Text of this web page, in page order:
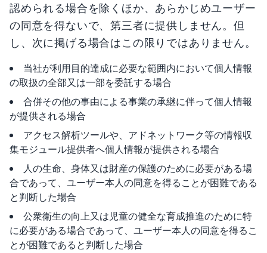
認められる場合を除くほか、あらかじめユーザー
の同意を得ないで、第三者に提供しません。但
し、次に掲げる場合はこの限りではありません。
当社が利用目的達成に必要な範囲内において個人情報
の取扱の全部又は一部を委託する場合
合併その他の事由による事業の承継に伴って個人情報
が提供される場合
アクセス解析ツールや、アドネットワーク等の情報収
集モジュール提供者へ個人情報が提供される場合
人の生命、身体又は財産の保護のために必要がある場
合であって、ユーザー本人の同意を得ることが困難である
と判断した場合
公衆衛生の向上又は児童の健全な育成推進のために特
に必要がある場合であって、ユーザー本人の同意を得るこ
とが困難であると判断した場合